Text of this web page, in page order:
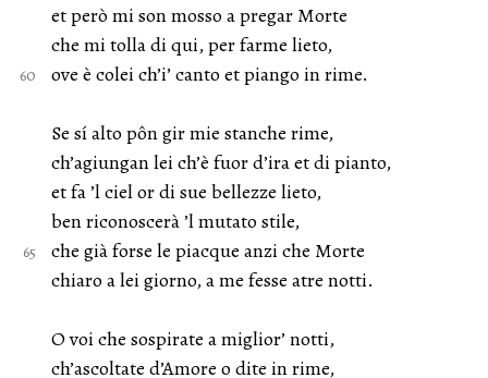
et però mi son mosso a pregar Morte
che mi tolla di qui, per farme lieto,
ove è colei ch’i’ canto et piango in rime.
Se sí alto pôn gir mie stanche rime,
ch’agiungan lei ch’è fuor d’ira et di pianto,
et fa ’l ciel or di sue bellezze lieto,
ben riconoscerà ’l mutato stile,
che già forse le piacque anzi che Morte
chiaro a lei giorno, a me fesse atre notti.
O voi che sospirate a miglior’ notti,
ch’ascoltate d’Amore o dite in rime,